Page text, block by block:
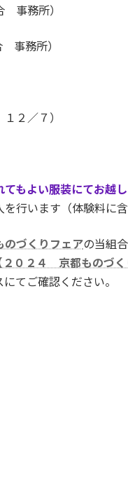
事務所）
事務所）
２／７）
もよい服装にてお越し
行います（体験料に含
のづくりフェアの当組
０２４ 京都ものづく
てご確認ください。